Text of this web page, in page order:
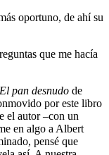
oportuno, de ahí su
que me hacía
El pan desnudo de
por este libro
el autor –con un
en algo a Albert
pensé que